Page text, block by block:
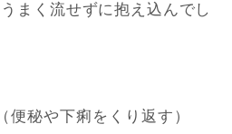
まく流せずに抱え込んでし
便秘や下痢をくり返す）